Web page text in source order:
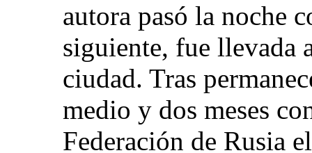
autora pasó la noche
siguiente, fue llevada
ciudad. Tras
medio y dos meses
Federación de Rusia